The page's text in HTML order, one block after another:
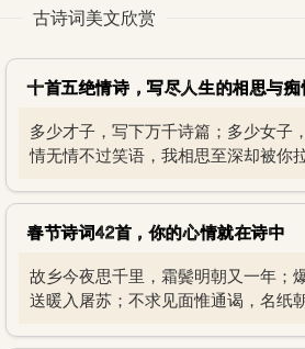
古诗词美文欣赏
十首五绝情诗，写尽人生的相思与
多少才子，写下万千诗篇；多少女子
情无情不过笑语，我相思至深却被你
春节诗词42首，你的心情就在诗中
故乡今夜思千里，霜鬓明朝又一年；
送暖入屠苏；不求见面惟通谒，名纸